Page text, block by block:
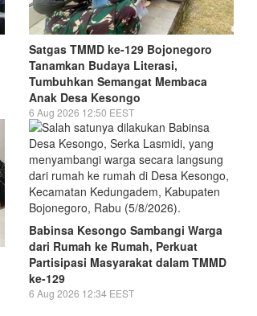
Satgas TMMD ke-129 Bojonegoro
Tanamkan Budaya Literasi,
Tumbuhkan Semangat Membaca
Anak Desa Kesongo
6 Aug 2026 12:50 EEST
Babinsa Kesongo Sambangi Warga
dari Rumah ke Rumah, Perkuat
Partisipasi Masyarakat dalam TMMD
ke-129
6 Aug 2026 12:34 EEST